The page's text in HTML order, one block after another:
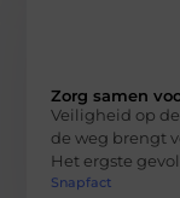
Zorg samen
Veiligheid op
de weg brengt
Het ergste
Snapfact